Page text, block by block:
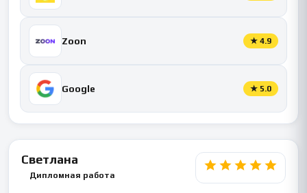
Zoon ★ 4.9
Google ★ 5.0
Светлана
Дипломная работа